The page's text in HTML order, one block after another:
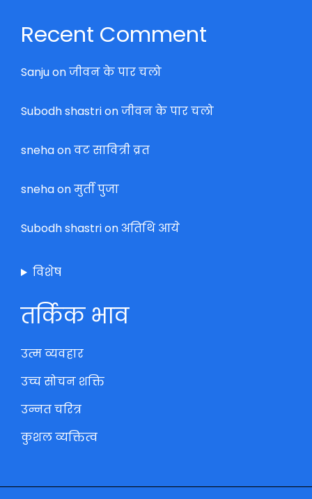
Recent Comment
Sanjuonजीवन के पार चलो
Subodh shastrionजीवन के पार चलो
snehaonवट सावित्री व्रत
snehaonमुर्ती पुजा
Subodh shastrionअतिथि आये
विशेष
तर्किक भाव
उत्म व्यवहार
उच्च सोचन शक्ति
उन्नत चरित्र
कुशल व्यक्तित्व